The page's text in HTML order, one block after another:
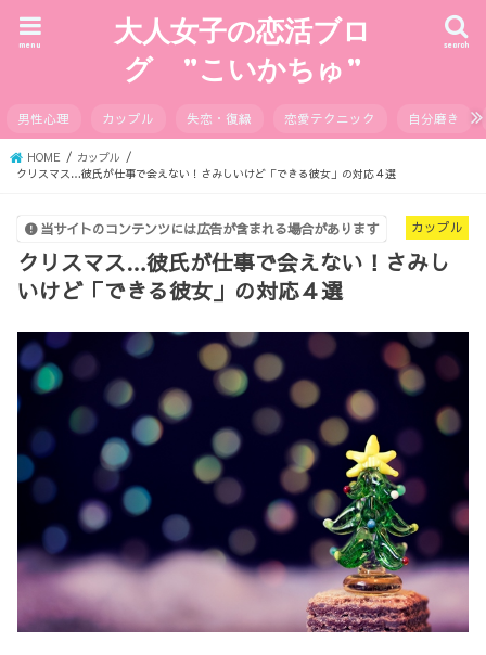
大人女子の恋活ブロ
グ ”こいかちゅ”
search
menu
男性心理 カップル 失恋・復縁 恋愛テクニック 自分磨き
HOME
カップル
クリスマス…彼氏が仕事で会えない！さみしいけど「できる彼女」の対応４選
カップル
当サイトのコンテンツには広告が含まれる場合があります
クリスマス…彼氏が仕事で会えない！さみし
いけど「できる彼女」の対応４選